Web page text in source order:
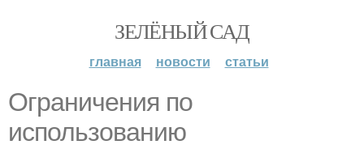
ЗЕЛЁНЫЙ САД
главная новости статьи
Ограничения по
использованию